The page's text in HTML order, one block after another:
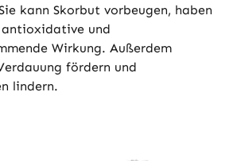
kann Skorbut vorbeugen, haben
und
Wirkung. Außerdem
fördern und
lindern.